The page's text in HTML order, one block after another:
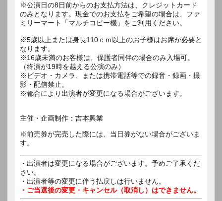
※公演日の8日前からのお支払方法は、クレジットカード
のみとなります。現金でのお支払をご希望の場合は、ファ
ミリーマート「マルチコピー機」をご利用ください。
※5歳以上または身長110ｃｍ以上のお子様はお席が必要と
なります。
※16歳未満のお客様は、保護者同伴の場合のみ入場可。
（終演が19時を越える公演のみ）
※ビデオ・カメラ、または携帯電話等での録音・録画・撮
影・配信禁止。
※都合により出演者が変更になる場合がございます。
主催・企画制作：吉本興業
※前売券が完売した際には、当日券がない場合がございま
す。
・出演者は変更になる場合がございます。予めご了承くだ
さい。
・出演者等の変更に伴う払戻しは行いません。
・ご当選後の変更・キャンセル（取消し）はできません。